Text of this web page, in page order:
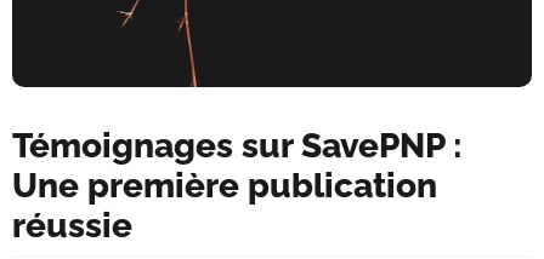
Témoignages sur SavePNP :
Une première publication
réussie